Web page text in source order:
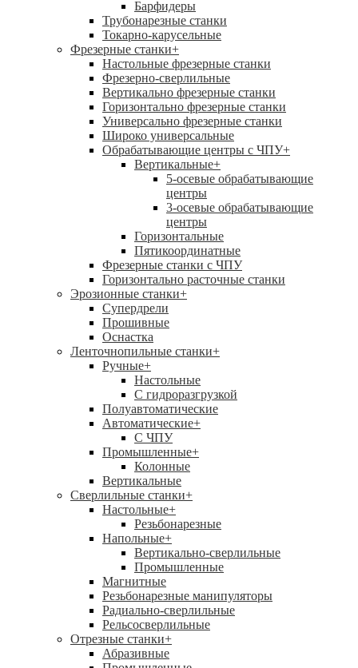
Барфидеры
Трубонарезные станки
Токарно-карусельные
Фрезерные станки+
Настольные фрезерные станки
Фрезерно-сверлильные
Вертикально фрезерные станки
Горизонтально фрезерные станки
Универсально фрезерные станки
Широко универсальные
Обрабатывающие центры с ЧПУ+
Вертикальные+
5-осевые обрабатывающие
центры
3-осевые обрабатывающие
центры
Горизонтальные
Пятикоординатные
Фрезерные станки с ЧПУ
Горизонтально расточные станки
Эрозионные станки+
Супердрели
Прошивные
Оснастка
Ленточнопильные станки+
Ручные+
Настольные
С гидроразгрузкой
Полуавтоматические
Автоматические+
С ЧПУ
Промышленные+
Колонные
Вертикальные
Сверлильные станки+
Настольные+
Резьбонарезные
Напольные+
Вертикально-сверлильные
Промышленные
Магнитные
Резьбонарезные манипуляторы
Радиально-сверлильные
Рельсосверлильные
Отрезные станки+
Абразивные